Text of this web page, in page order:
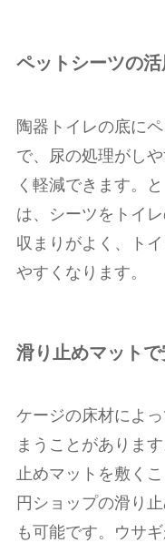
ペットシーツの
陶器トイレの底に
で、尿の処理がし
く軽減できます。
は、シーツをトイ
収まりがよく、ト
やすくなります。
滑り止めマット
ケージの床材によ
まうことがありま
止めマットを敷く
円ショップの滑り
も可能です。ウサ